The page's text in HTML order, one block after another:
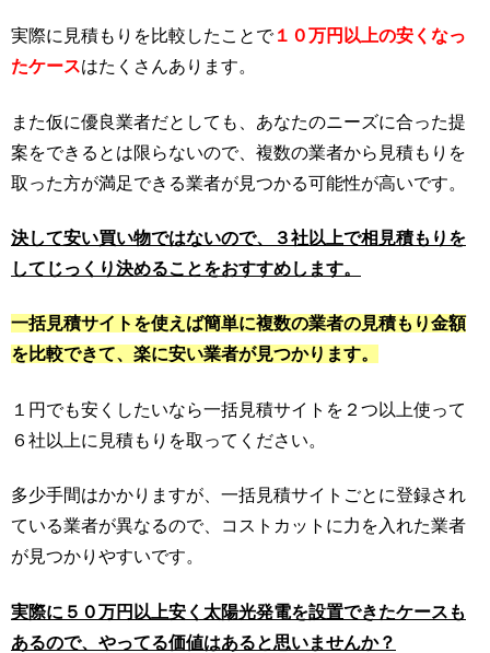
実際に見積もりを比較したことで１０万円以上の安くなっ
たケースはたくさんあります。
また仮に優良業者だとしても、あなたのニーズに合った提
案をできるとは限らないので、複数の業者から見積もりを
取った方が満足できる業者が見つかる可能性が高いです。
決して安い買い物ではないので、３社以上で相見積もりを
してじっくり決めることをおすすめします。
一括見積サイトを使えば簡単に複数の業者の見積もり金額
を比較できて、楽に安い業者が見つかります。
１円でも安くしたいなら一括見積サイトを２つ以上使って
６社以上に見積もりを取ってください。
多少手間はかかりますが、一括見積サイトごとに登録され
ている業者が異なるので、コストカットに力を入れた業者
が見つかりやすいです。
実際に５０万円以上安く太陽光発電を設置できたケースも
あるので、やってる価値はあると思いませんか？